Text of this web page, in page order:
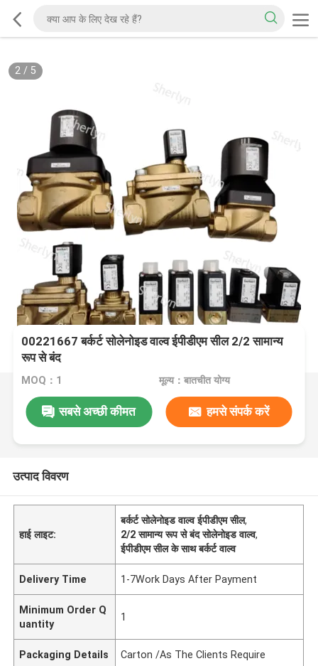
2/ 5
00221667 बर्कर्ट सोलेनोइड वाल्व ईपीडीएम सील 2/2 सामान्य
रूप से बंद
MOQ：1 मूल्य：बातचीत योग्य
सबसे अच्छी कीमत हमसे संपर्क करें
उत्पाद विवरण
हाई लाइट:
बर्कर्ट सोलेनोइड वाल्व ईपीडीएम सील,
2/2 सामान्य रूप से बंद सोलेनोइड वाल्व,
ईपीडीएम सील के साथ बर्कर्ट वाल्व
Delivery Time 1-7Work Days After Payment
Minimum Order Q
uantity
1
Packaging Details Carton /As The Clients Require